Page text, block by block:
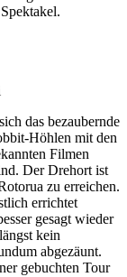
das bezaubernde
Höhlen mit den
Filmen
Der Drehort ist
zu erreichen.
errichtet
gesagt wieder
kein
abgezäunt.
gebuchten Tour